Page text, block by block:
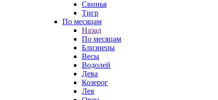
Свинья
Тигр
По месяцам
Назад
По месяцам
Близнецы
Весы
Водолей
Дева
Козерог
Лев